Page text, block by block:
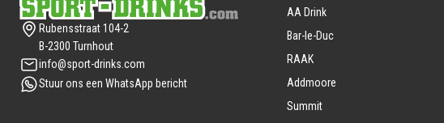
Rubensstraat 104-2
B-2300 Turnhout
info@sport-drinks.com
Stuur ons een WhatsApp bericht
AA Drink
Bar-le-Duc
RAAK
Addmoore
Summit